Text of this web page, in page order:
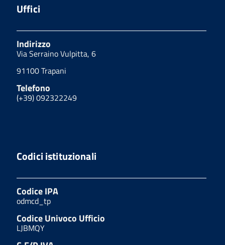
Uffici
Indirizzo
Via Serraino Vulpitta, 6
91100 Trapani
Telefono
(+39) 092322249
Codici istituzionali
Codice IPA
odmcd_tp
Codice Univoco Ufficio
LJBMQY